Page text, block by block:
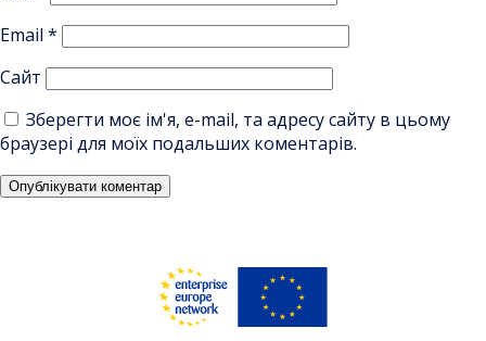
Email *
Сайт
Зберегти моє ім'я, e-mail, та адресу сайту в цьому
браузері для моїх подальших коментарів.